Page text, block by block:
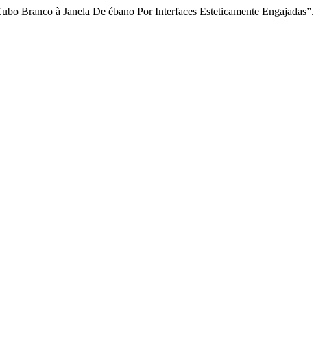
Branco à Janela De ébano Por Interfaces Esteticamente Engajadas”.